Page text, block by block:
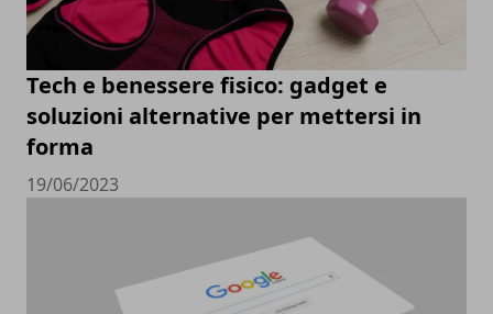
Tech e benessere fisico: gadget e
soluzioni alternative per mettersi in
forma
19/06/2023